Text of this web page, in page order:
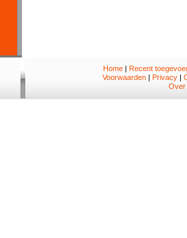
Home|
Recent
Voorwaarden
Privacy
Over